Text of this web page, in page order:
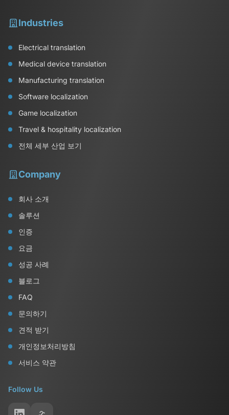
Industries
Electrical translation
Medical device translation
Manufacturing translation
Software localization
Game localization
Travel & hospitality localization
전체 세부 산업 보기
Company
회사 소개
솔루션
인증
요금
성공 사례
블로그
FAQ
문의하기
견적 받기
개인정보처리방침
서비스 약관
Follow Us